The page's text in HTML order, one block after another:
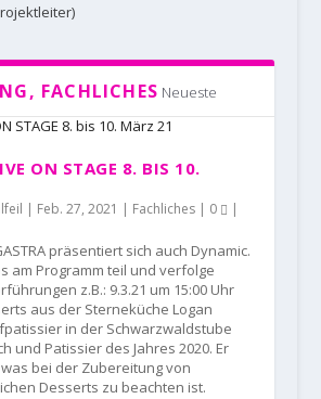
FACHLICHES Neueste
ON STAGE 8. BIS 10.
| Feb. 27, 2021 | Fachliches| 0 |
präsentiert sich auch Dynamic.
am Programm teil und verfolge
z.B.: 9.3.21 um 15:00 Uhr
aus der Sterneküche Logan
in der Schwarzwaldstube
und Patissier des Jahres 2020. Er
bei der Zubereitung von
Desserts zu beachten ist.